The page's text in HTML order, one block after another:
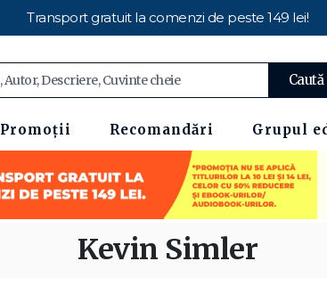
Transport gratuit la comenzi de peste 149 lei!
Caută
Promoții Recomandări Grupul
Kevin Simler